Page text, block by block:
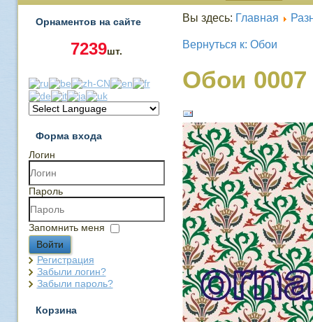
Орнаментов на сайте
7239шт.
Форма входа
Логин
Пароль
Запомнить меня
Войти
Регистрация
Забыли логин?
Забыли пароль?
Корзина
Вы здесь: Главная
Вернуться к: Обои
Обои 0007